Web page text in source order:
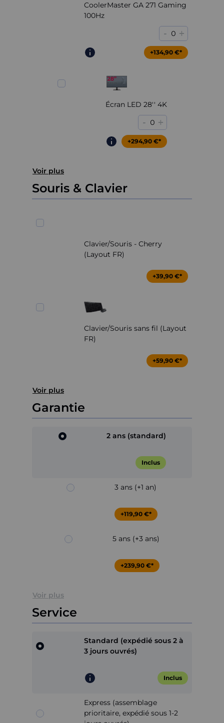
CoolerMaster GA 271 Gaming
100Hz
- 0 +
+204,90 €*
+134,90 €*
Écran LED 28'' 4K
- 0 +
+294,90 €*
Voir plus
Souris & Clavier
Clavier/Souris - Cherry
(Layout FR)
+39,90 €*
Clavier/Souris sans fil (Layout
FR)
+59,90 €*
Voir plus
Garantie
2 ans (standard)
Inclus
3 ans (+1 an)
+119,90 €*
5 ans (+3 ans)
+239,90 €*
Voir plus
Service
Standard (expédié sous 2 à
3 jours ouvrés)
Inclus
Express (assemblage
prioritaire, expédié sous 1-2